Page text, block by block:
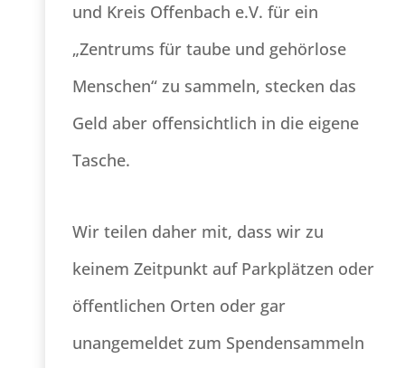
und Kreis Offenbach e.V. für ein
„Zentrums für taube und gehörlose
Menschen“ zu sammeln, stecken das
Geld aber offensichtlich in die eigene
Tasche.
Wir teilen daher mit, dass wir zu
keinem Zeitpunkt auf Parkplätzen oder
öffentlichen Orten oder gar
unangemeldet zum Spendensammeln